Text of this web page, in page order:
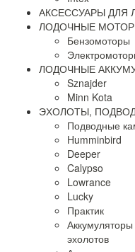
АКСЕССУАРЫ ДЛЯ
ЛОДОЧНЫЕ
Бензомоторы
ЛОДОЧНЫЕ
Sznajder
Minn Kota
ЭХОЛОТЫ,
Подводные
Humminbird
Deeper
Calypso
Lowrance
Lucky
Практик
эхолотов